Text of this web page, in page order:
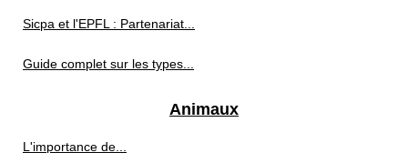
Sicpa et l'EPFL : Partenariat...
Guide complet sur les types...
Animaux
L'importance de...